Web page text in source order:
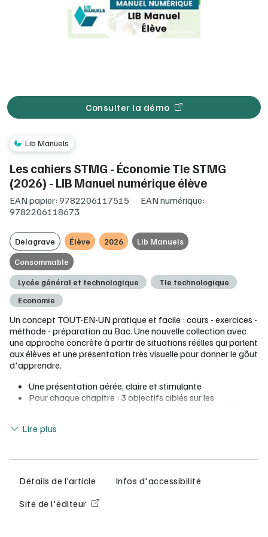
Consulter la démo
Lib Manuels
Les cahiers STMG - Économie Tle STMG
(2026) - LIB Manuel numérique élève
EAN papier: 9782206117515
EAN numérique:
9782206118673
Delagrave Élève 2026
Lib Manuels
Consommable
Lycée général et technologique
Tle technologique
Economie
Un concept TOUT-EN-UN pratique et facile : cours - exercices -
méthode - préparation au Bac. Une nouvelle collection avec
une approche concrète à partir de situations réélles qui parlent
aux élèves et une présentation très visuelle pour donner le gôut
d'apprendre.
Une présentation aérée, claire et stimulante
Pour chaque chapitre : 3 objectifs ciblés sur les
compétences à acquérir + 3 test interactif pour valider au
Je retiens : des synthèses visuelles et concises pour
Des ressources numériques pour chaque phase du cours :
des éclairages sur les notions essentielles, cours en vidéo
Lire plus
Détails de l’article
Infos d'accessibilité
Site de l'éditeur